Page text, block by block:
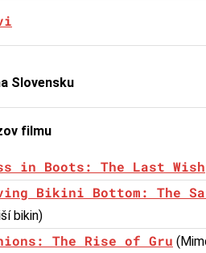
Slovensku
filmu
in Boots: The Last Wish
Bikini Bottom: The
bikin)
The Rise of Gru